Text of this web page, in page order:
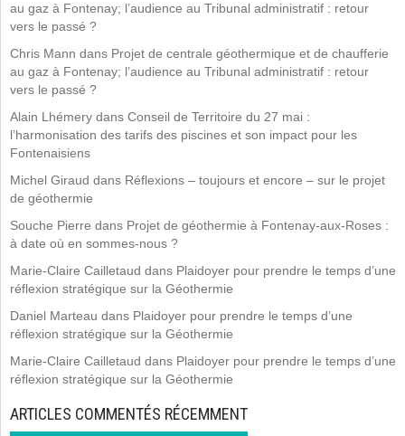
au gaz à Fontenay; l’audience au Tribunal administratif : retour
vers le passé ?
Chris Mann dans Projet de centrale géothermique et de chaufferie
au gaz à Fontenay; l’audience au Tribunal administratif : retour
vers le passé ?
Alain Lhémery dans Conseil de Territoire du 27 mai :
l’harmonisation des tarifs des piscines et son impact pour les
Fontenaisiens
Michel Giraud dans Réflexions – toujours et encore – sur le projet
de géothermie
Souche Pierre dans Projet de géothermie à Fontenay-aux-Roses :
à date où en sommes-nous ?
Marie-Claire Cailletaud dans Plaidoyer pour prendre le temps d’une
réflexion stratégique sur la Géothermie
Daniel Marteau dans Plaidoyer pour prendre le temps d’une
réflexion stratégique sur la Géothermie
Marie-Claire Cailletaud dans Plaidoyer pour prendre le temps d’une
réflexion stratégique sur la Géothermie
ARTICLES COMMENTÉS RÉCEMMENT